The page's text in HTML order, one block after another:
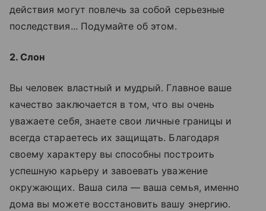
действия могут повлечь за собой серьезные
последствия... Подумайте об этом.
2. Слон
Вы человек властный и мудрый. Главное ваше
качество заключается в том, что вы очень
уважаете себя, знаете свои личные границы и
всегда стараетесь их защищать. Благодаря
своему характеру вы способны построить
успешную карьеру и завоевать уважение
окружающих. Ваша сила — ваша семья, именно
дома вы можете восстановить вашу энергию.